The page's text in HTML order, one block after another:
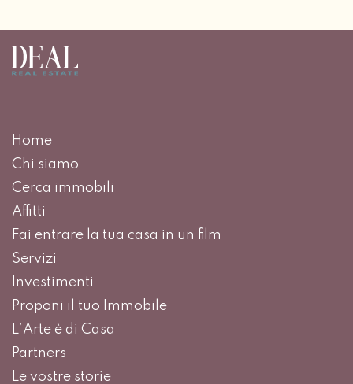
Home
Chi siamo
Cerca immobili
Affitti
Fai entrare la tua casa in un film
Servizi
Investimenti
Proponi il tuo Immobile
L’Arte è di Casa
Partners
Le vostre storie